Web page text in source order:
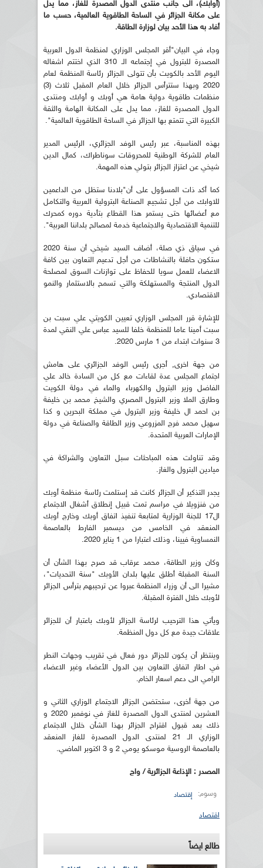
(أوابك)، الى جانب منتدى الدول المصدرة للغاز، مما يدل
على مكانة الجزائر في الساحة الطاقوية العالمية، حسب ما
أفاد به هذا الأحد بيان لوزارة الطاقة.
وجاء في البيان"أقر المجلس الوزاري لمنظمة الدول العربية
المصدرة للبترول في إجتماعه الـ 310 الذي اختتم اشغاله
اليوم الأحد بالكويت بأن تتولى الجزائر رئاسة المنظمة لعام
2020 وبهذا ستترأس الجزائر خلال العام المقبل ثلاث (3)
منظمات طاقوية دولية هامة هي أوبك و أوابك ومنتدى
الدول المصدرة للغاز، مما يدل على المكانة الهامة والثقة
الكبيرة التي تتمتع بها الجزائر في الساحة الطاقوية العالمية".
بهذه المناسبة، عبر رئيس الوفد الجزائري، الرئيس المدير
العام للشركة الوطنية للمحروقات سوناطراك، كمال الدين
شيخي عن اعتزاز الجزائر بتولي هذه المهمة.
كما أكد ذات المسؤول على أن"بلادنا ستظل من الداعمين
للاوابك من أجل تشجيع الصناعة البترولية العربية والتكامل
مع أعضائها حتى يستمر هذا القطاع بتأدية دوره كمحرك
للتنمية الاقتصادية والاجتماعية خدمة لمصالح بلداننا العربية".
في سياق ذي صلة، أضاف السيد شيخي أن سنة 2020
ستكون حافلة بالنشاطات من أجل تدعيم التعاون بين كافة
الاعضاء للعمل سويا للحفاظ على توازنات السوق لمصلحة
الدول المنتجة والمستهلكة والتي تسمح بالاستثمار والنمو
الاقتصادي.
للإشارة قرر المجلس الوزاري تعيين الكويتي علي سبت بن
سبت أمينا عاما للمنظمة خلفا للسيد عباس علي النقي لمدة
3 سنوات ابتداء من 1 مارس 2020.
من جهة اخرى, أجرى رئيس الوفد الجزائري على هامش
اجتماع المجلس عدة لقاءات مع كل من السادة خالد علي
الفاضل وزير البترول والكهرباء والماء في دولة الكويت
وطارق الملا وزير البترول المصري والشيخ محمد بن خليفة
بن احمد ال خليفة وزير البترول في مملكة البحرين و كذا
سهيل محمد فرج المزروعي وزير الطاقة والصناعة في دولة
الإمارات العربية المتحدة.
وقد تناولت هذه المباحثات سبل التعاون والشراكة في
ميادين البترول والغاز.
يجدر التذكير أن الجزائر كانت قد إستلمت رئاسة منظمة أوبك
من فنزويلا في مراسم تمت قبيل إنطلاق أشغال الاجتماع
ال17 للجنة الوزارية لمتابعة تنفيذ اتفاق أوبك وخارج أوبك
المنعقد في الخامس من ديسمبر الفارط بالعاصمة
النمساوية فيينا، وذلك اعتبارا من 1 يناير 2020.
وكان وزير الطاقة، محمد عرقاب قد صرح بهذا الشأن أن
السنة المقبلة أطلق عليها بلدان الأوبك "سنة التحديات"،
مشيرا الى أن وزراء المنظمة عبروا عن ترحيبهم بترأس الجزائر
لأوبك خلال الفترة المقبلة.
ويأتي هذا الترحيب لرئاسة الجزائر لأوبك باعتبار أن للجزائر
علاقات جيدة مع كل دول المنظمة.
وينتظر أن يكون للجزائر دور فعال في تقريب وجهات النطر
في اطار اتفاق التعاون بين الدول الأعضاء وغير الاعضاء
الرامي الى دعم اسعار الخام.
من جهة أخرى، ستحتضن الجزائر الاجتماع الوزاري الثاني و
العشرين لمنتدى الدول المصدرة للغاز في نوفمبر 2020 و
ذلك بعد قبول اقتراح الجزائر بهذا الشأن خلال الاجتماع
الوزاري الـ 21 لمنتدى الدول المصدرة للغاز المنعقد
بالعاصمة الروسية موسكو يومي 2 و 3 اكتوبر الماضي.
المصدر : الإذاعة الجزائرية / واج
وسوم: إقتصاد
اقتصاد
طالع ايضاً